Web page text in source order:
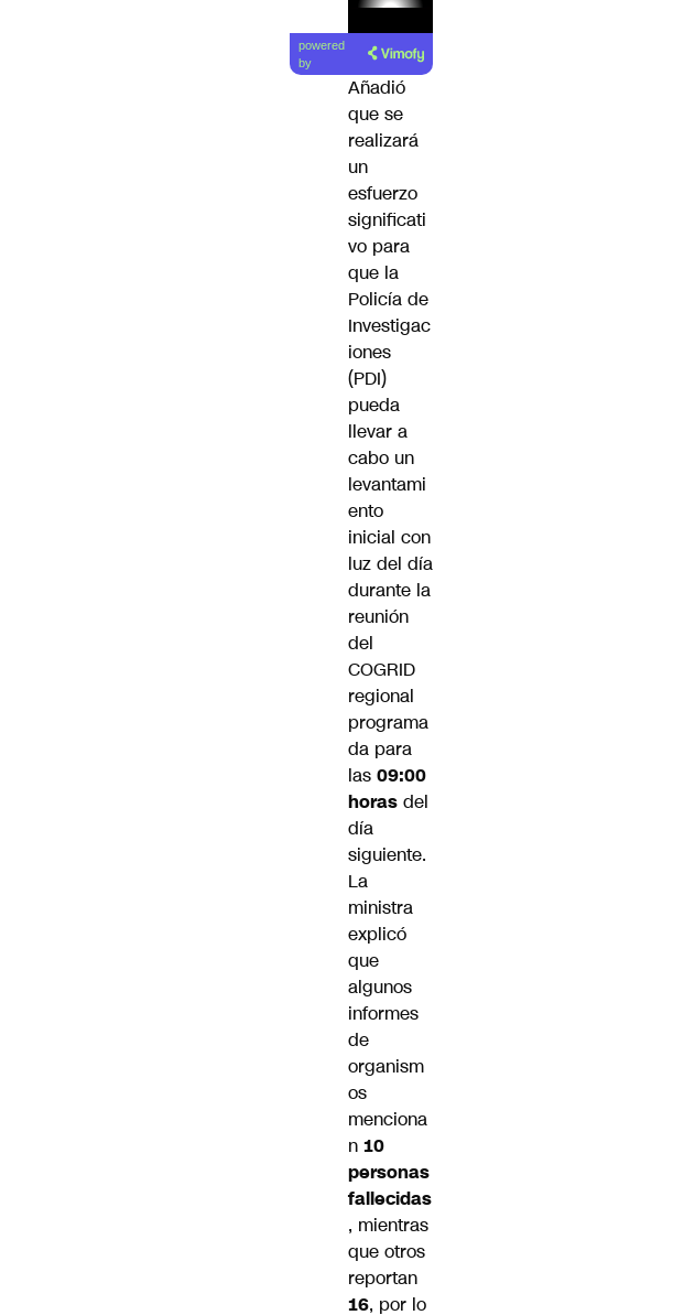
Lea el
artículo
powered
by
Añadió
que se
realizará
un
esfuerzo
significati
vo para
que la
Policía de
Investigac
iones
(PDI)
pueda
llevar a
cabo un
levantami
ento
inicial con
luz del día
durante la
reunión
del
COGRID
regional
programa
da para
las 09:00
horas del
día
siguiente.
La
ministra
explicó
que
algunos
informes
de
organism
os
menciona
n 10
personas
fallecidas
, mientras
que otros
reportan
16, por lo